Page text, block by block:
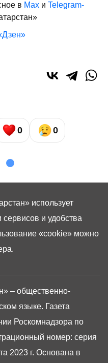
в Max и Telegram-
0 0
– общественно-
языке. Газета
Роскомнадзора по
номер: серия
2023 г. Основана в
использует
и удобства
«cookie» можно